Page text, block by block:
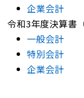
企業会計
令和3年度決算書
一般会計
特別会計
企業会計